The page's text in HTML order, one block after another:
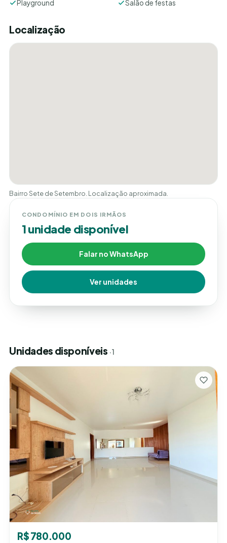
Playground
Salão de festas
Localização
Bairro Sete de Setembro. Localização aproximada.
CONDOMÍNIO EM DOIS IRMÃOS
1 unidade disponível
Falar no WhatsApp
Ver unidades
Unidades disponíveis · 1
R$ 780.000